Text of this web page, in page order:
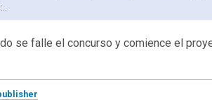
se falle el concurso y comience el